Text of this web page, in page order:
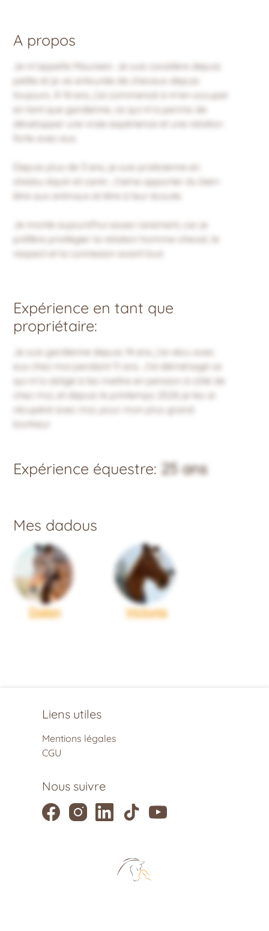
A propos
Je m’appelle Maureen. Je suis cavalière depuis
petite et je vis entourée de chevaux depuis
toujours. À 14 ans, j’ai commencé à m’en occuper
en tant que gardienne, ce qui m’a permis de
développer une vraie expérience et une relation
forte avec eux.
Depuis plus de 3 ans, je suis praticienne en
shiatsu équin et canin. J’aime apporter du bien-
être aux animaux et être à leur écoute.
Je monte aujourd’hui assez rarement, car je
préfère privilégier la relation homme-cheval, le
respect et la connexion avant tout.
Expérience en tant que
propriétaire:
Je suis gardienne depuis 14 ans, j’ai vécu avec
eux chez moi pendant 11 ans. J'ai déménagé ce
qui m’a obligé à les mettre en pension à côté de
chez moi, et depuis le printemps 2026 je les ai
récupéré avec moi, pour mon plus grand
bonheur
Expérience équestre: 25 ans
Mes dadous
Dalan Victoria
Liens utiles
Mentions légales
CGU
Nous suivre